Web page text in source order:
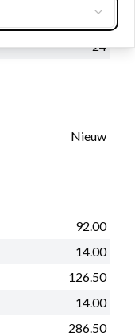
24
Nieuw
92.00
14.00
126.50
14.00
286.50